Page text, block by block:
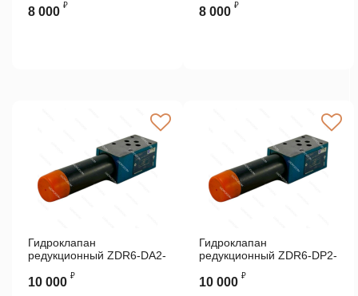
VICKERS
8 000 ₽ 8 000 ₽
Гидроклапан
редукционный ZDR6-DA2-
10 000 ₽
Гидроклапан
редукционный ZDR6-DP2-
10 000 ₽